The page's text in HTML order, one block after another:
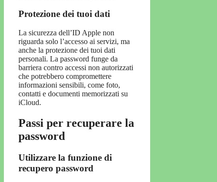
Protezione dei tuoi dati
La sicurezza dell’ID Apple non
riguarda solo l’accesso ai servizi, ma
anche la protezione dei tuoi dati
personali. La password funge da
barriera contro accessi non autorizzati
che potrebbero compromettere
informazioni sensibili, come foto,
contatti e documenti memorizzati su
iCloud.
Passi per recuperare la
password
Utilizzare la funzione di
recupero password